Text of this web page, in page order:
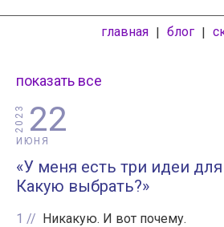
главная | блог |
показать все
22
ИЮНЯ
2023
«У меня есть три идеи для
Какую выбрать?»
1
Никакую. И вот почему.